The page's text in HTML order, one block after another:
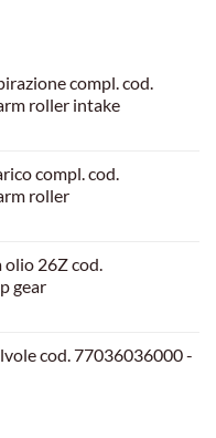
compl. cod.
roller intake
compl. cod.
roller
olio 26Z cod.
gear
cod. 77036036000 -